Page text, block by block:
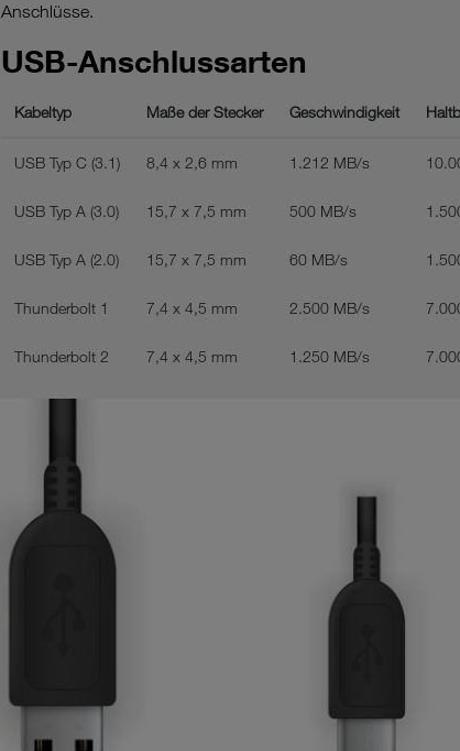
Anschlüsse.
USB-Anschlussarten
Kabeltyp Maße der Stecker Geschwindigkeit
USB Typ C (3.1) 8,4 x 2,6 mm 1.212 MB/s
USB Typ A (3.0) 15,7 x 7,5 mm 500 MB/s
USB Typ A (2.0) 15,7 x 7,5 mm 60 MB/s
Thunderbolt 1 7,4 x 4,5 mm 2.500 MB/s
Thunderbolt 2 7,4 x 4,5 mm 1.250 MB/s